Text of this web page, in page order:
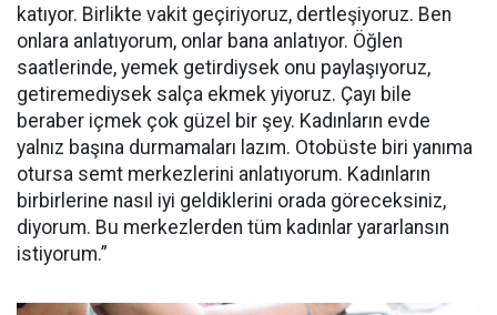
katıyor. Birlikte vakit geçiriyoruz, dertleşiyoruz. Ben
onlara anlatıyorum, onlar bana anlatıyor. Öğlen
saatlerinde, yemek getirdiysek onu paylaşıyoruz,
getiremediysek salça ekmek yiyoruz. Çayı bile
beraber içmek çok güzel bir şey. Kadınların evde
yalnız başına durmamaları lazım. Otobüste biri yanıma
otursa semt merkezlerini anlatıyorum. Kadınların
birbirlerine nasıl iyi geldiklerini orada göreceksiniz,
diyorum. Bu merkezlerden tüm kadınlar yararlansın
istiyorum.”